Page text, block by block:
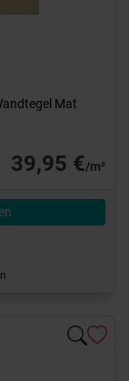
Mat
39,95 €/m²